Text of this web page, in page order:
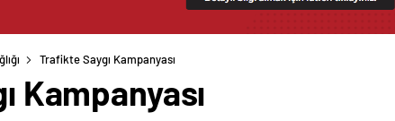
Trafikte Saygı Kampanyası
Kampanyası